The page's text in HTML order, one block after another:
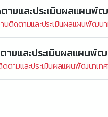
ามและประเมินผลแผนพั
นติดตามและประเมินผลแผนพัฒน
ามและประเมินผลแผนพั
ดตามและประเมินผลแผนพัฒนาเท